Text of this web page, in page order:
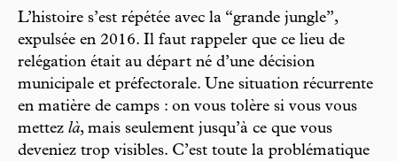
L’histoire s’est répétée avec la “grande jungle”,
expulsée en 2016. Il faut rappeler que ce lieu de
relégation était au départ né d’une décision
municipale et préfectorale. Une situation récurrente
en matière de camps : on vous tolère si vous vous
mettez là, mais seulement jusqu’à ce que vous
deveniez trop visibles. C’est toute la problématique